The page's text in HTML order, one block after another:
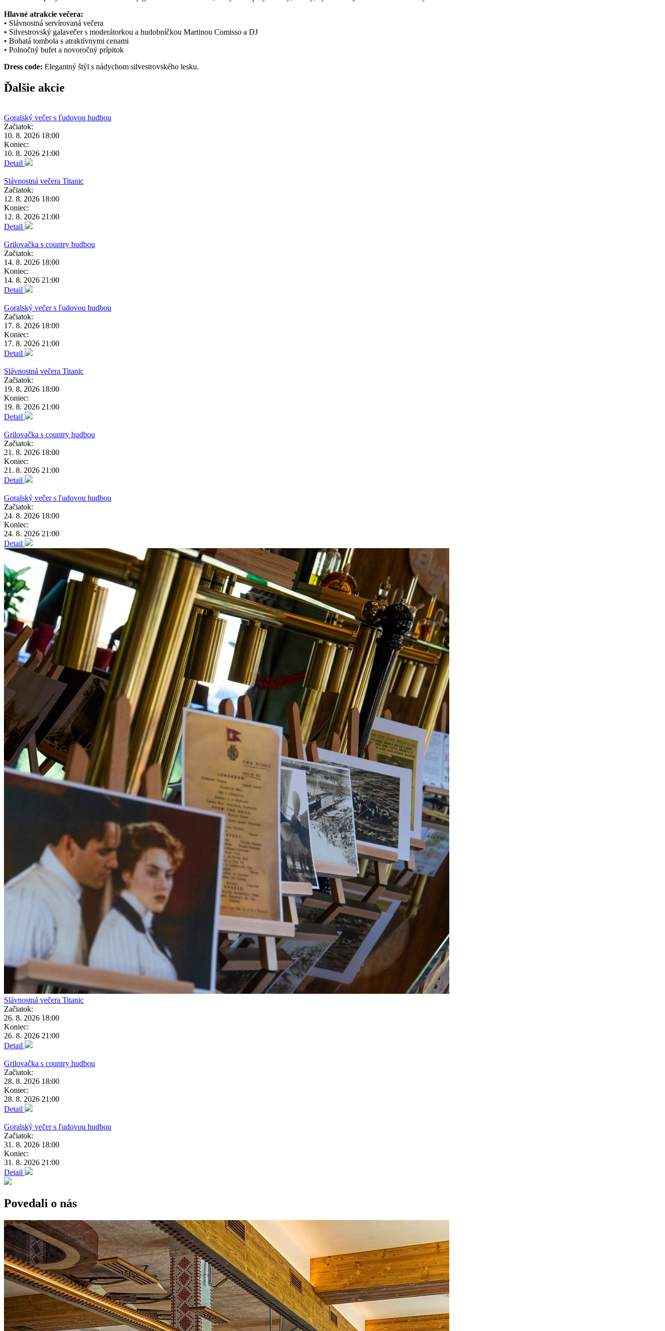
Hlavné atrakcie večera:
• Slávnostná servírovaná večera
• Silvestrovský galavečer s moderátorkou a hudobníčkou Martinou Comisso a DJ
• Bohatá tombola s atraktívnymi cenami
• Polnočný bufet a novoročný prípitok
Dress code: Elegantný štýl s nádychom silvestrovského lesku.
Ďalšie akcie
Goralský večer s ľudovou hudbou
Začiatok:
10. 8. 2026 18:00
Koniec:
10. 8. 2026 21:00
Detail
Slávnostná večera Titanic
Začiatok:
12. 8. 2026 18:00
Koniec:
12. 8. 2026 21:00
Detail
Grilovačka s country hudbou
Začiatok:
14. 8. 2026 18:00
Koniec:
14. 8. 2026 21:00
Detail
Goralský večer s ľudovou hudbou
Začiatok:
17. 8. 2026 18:00
Koniec:
17. 8. 2026 21:00
Detail
Slávnostná večera Titanic
Začiatok:
19. 8. 2026 18:00
Koniec:
19. 8. 2026 21:00
Detail
Grilovačka s country hudbou
Začiatok:
21. 8. 2026 18:00
Koniec:
21. 8. 2026 21:00
Detail
Goralský večer s ľudovou hudbou
Začiatok:
24. 8. 2026 18:00
Koniec:
24. 8. 2026 21:00
Detail
Slávnostná večera Titanic
Začiatok:
26. 8. 2026 18:00
Koniec:
26. 8. 2026 21:00
Detail
Grilovačka s country hudbou
Začiatok:
28. 8. 2026 18:00
Koniec:
28. 8. 2026 21:00
Detail
Goralský večer s ľudovou hudbou
Začiatok:
31. 8. 2026 18:00
Koniec:
31. 8. 2026 21:00
Detail
Povedali o nás